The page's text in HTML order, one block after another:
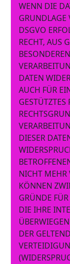
WENN DIE
GRUNDLAGE
DSGVO
RECHT, AUS
DATEN
AUCH FÜR
GESTÜTZTES
DIESER
NICHT MEHR
KÖNNEN
GRÜNDE
DIE IHRE
DER